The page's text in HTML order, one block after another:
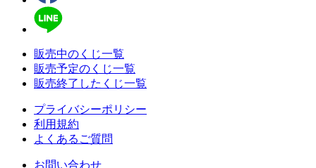
販売中のくじ一覧
販売予定のくじ一覧
販売終了したくじ一覧
プライバシーポリシー
利用規約
よくあるご質問
お問い合わせ